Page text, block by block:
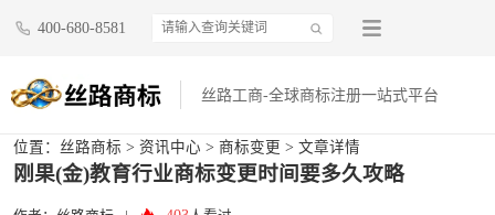
400-680-8581
丝路工商-全球商标注册一站式平台
位置： 丝路商标 > 资讯中心 > 商标变更 > 文章详情
刚果(金)教育行业商标变更时间要多久攻略